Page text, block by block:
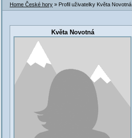
Home České hory » Profil uživatelky Květa Novotná
Květa Novotná